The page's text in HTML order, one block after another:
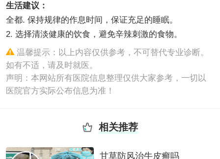
生活建议：
全都. 保持规律的作息时间，保证充足的睡眠。
2. 选择清淡健康的饮食，避免辛辣刺激的食物。
温馨提示：以上内容仅供参考，不可替代专业诊断。
如有不适，请及时就医。
声明：本网站所有医院信息整理仅供大家参考，一切以
医院官方实际公布信息为准！
相关推荐
甘草防风治牛皮癣吗